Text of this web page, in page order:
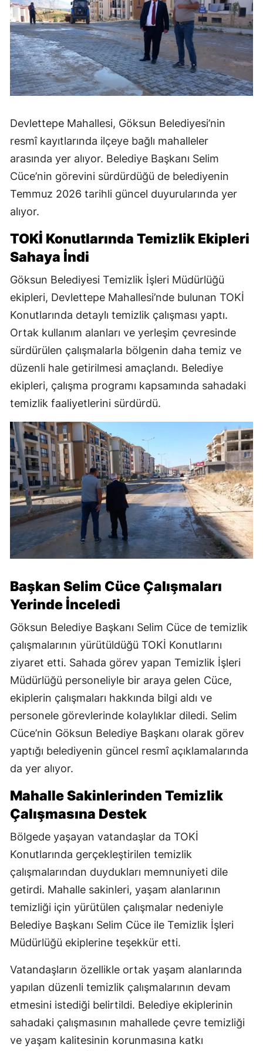
Devlettepe Mahallesi, Göksun Belediyesi’nin
resmî kayıtlarında ilçeye bağlı mahalleler
arasında yer alıyor. Belediye Başkanı Selim
Cüce’nin görevini sürdürdüğü de belediyenin
Temmuz 2026 tarihli güncel duyurularında yer
alıyor.
TOKİ Konutlarında Temizlik Ekipleri
Sahaya İndi
Göksun Belediyesi Temizlik İşleri Müdürlüğü
ekipleri, Devlettepe Mahallesi’nde bulunan TOKİ
Konutlarında detaylı temizlik çalışması yaptı.
Ortak kullanım alanları ve yerleşim çevresinde
sürdürülen çalışmalarla bölgenin daha temiz ve
düzenli hale getirilmesi amaçlandı. Belediye
ekipleri, çalışma programı kapsamında sahadaki
temizlik faaliyetlerini sürdürdü.
Başkan Selim Cüce Çalışmaları
Yerinde İnceledi
Göksun Belediye Başkanı Selim Cüce de temizlik
çalışmalarının yürütüldüğü TOKİ Konutlarını
ziyaret etti. Sahada görev yapan Temizlik İşleri
Müdürlüğü personeliyle bir araya gelen Cüce,
ekiplerin çalışmaları hakkında bilgi aldı ve
personele görevlerinde kolaylıklar diledi. Selim
Cüce’nin Göksun Belediye Başkanı olarak görev
yaptığı belediyenin güncel resmî açıklamalarında
da yer alıyor.
Mahalle Sakinlerinden Temizlik
Çalışmasına Destek
Bölgede yaşayan vatandaşlar da TOKİ
Konutlarında gerçekleştirilen temizlik
çalışmalarından duydukları memnuniyeti dile
getirdi. Mahalle sakinleri, yaşam alanlarının
temizliği için yürütülen çalışmalar nedeniyle
Belediye Başkanı Selim Cüce ile Temizlik İşleri
Müdürlüğü ekiplerine teşekkür etti.
Vatandaşların özellikle ortak yaşam alanlarında
yapılan düzenli temizlik çalışmalarının devam
etmesini istediği belirtildi. Belediye ekiplerinin
sahadaki çalışmasının mahallede çevre temizliği
ve yaşam kalitesinin korunmasına katkı